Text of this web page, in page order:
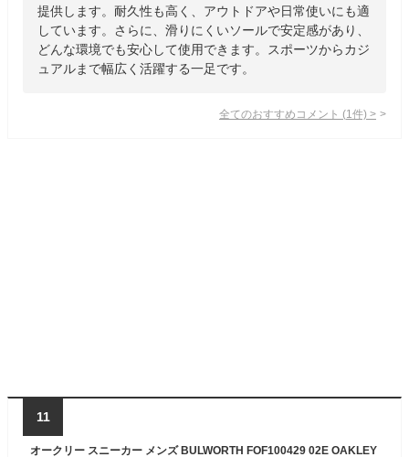
提供します。耐久性も高く、アウトドアや日常使いにも適
しています。さらに、滑りにくいソールで安定感があり、
どんな環境でも安心して使用できます。スポーツからカジ
ュアルまで幅広く活躍する一足です。
全てのおすすめコメント (1 件) >
11
オークリー スニーカー メンズ BULWORTH FOF100429 02E OAKLEY